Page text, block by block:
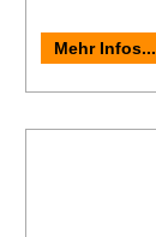
Mehr Infos...